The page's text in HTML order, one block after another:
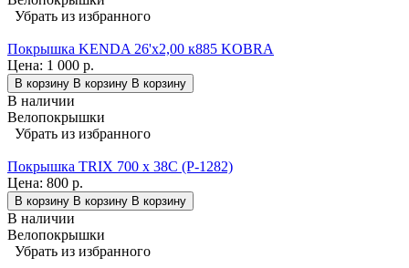
Убрать из избранного
Покрышка KENDA 26'х2,00 к885 KOBRA
Цена: 1 000 р.
В корзину В корзину В корзину
В наличии
Велопокрышки
Убрать из избранного
Покрышка TRIX 700 x 38C (P-1282)
Цена: 800 р.
В корзину В корзину В корзину
В наличии
Велопокрышки
Убрать из избранного